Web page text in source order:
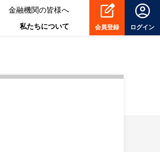
金融機関の皆様へ
私たちについて 会員登録 ログイン